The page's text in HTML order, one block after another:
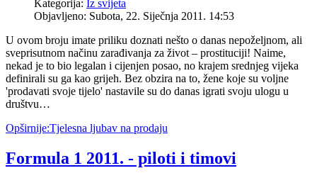
Kategorija: Iz svijeta
Objavljeno: Subota, 22. Siječnja 2011. 14:53
U ovom broju imate priliku doznati nešto o danas nepoželjnom, ali
sveprisutnom načinu zarađivanja za život – prostituciji! Naime,
nekad je to bio legalan i cijenjen posao, no krajem srednjeg vijeka
definirali su ga kao grijeh. Bez obzira na to, žene koje su voljne
'prodavati svoje tijelo' nastavile su do danas igrati svoju ulogu u
društvu…
Opširnije:Tjelesna ljubav na prodaju
Formula 1 2011. - piloti i timovi